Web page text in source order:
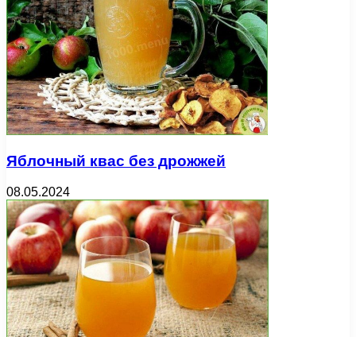
Яблочный квас без дрожжей
08.05.2024